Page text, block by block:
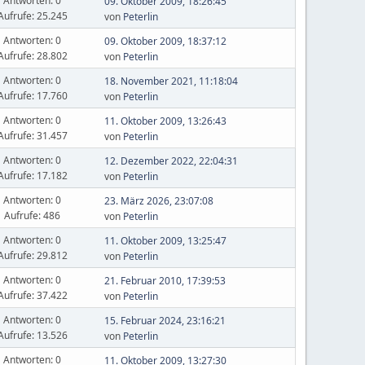
25.245
von Peterlin
Antworten: 0
28.802
09. Oktober 2009, 18:37:12
von Peterlin
Antworten: 0
17.760
18. November 2021, 11:18:04
von Peterlin
Antworten: 0
31.457
11. Oktober 2009, 13:26:43
von Peterlin
Antworten: 0
17.182
12. Dezember 2022, 22:04:31
von Peterlin
Antworten: 0
Aufrufe: 486
23. März 2026, 23:07:08
von Peterlin
Antworten: 0
29.812
11. Oktober 2009, 13:25:47
von Peterlin
Antworten: 0
37.422
21. Februar 2010, 17:39:53
von Peterlin
Antworten: 0
13.526
15. Februar 2024, 23:16:21
von Peterlin
Antworten: 0
11. Oktober 2009, 13:27:30